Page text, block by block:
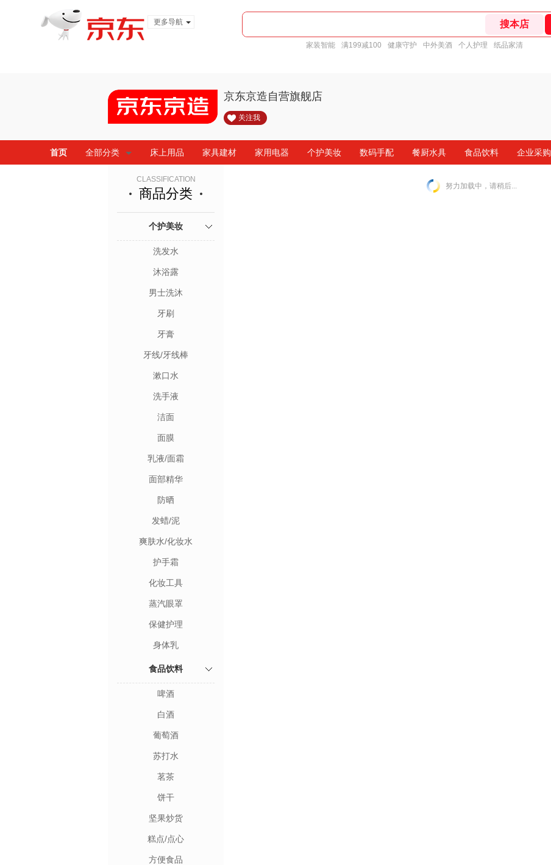
更多导航
家装智能 满199减100 健康守护 中外美酒 个人护理 纸品家清
京东京造自营旗舰店
关注我
首页 全部分类 床上用品 家具建材 家用电器 个护美妆 数码手配 餐厨水具 食品饮料 企业采购
CLASSIFICATION
商品分类
个护美妆
洗发水
沐浴露
男士洗沐
牙刷
牙膏
牙线/牙线棒
漱口水
洗手液
洁面
面膜
乳液/面霜
面部精华
防晒
发蜡/泥
爽肤水/化妆水
护手霜
化妆工具
蒸汽眼罩
保健护理
身体乳
食品饮料
啤酒
白酒
葡萄酒
苏打水
茗茶
饼干
坚果炒货
糕点/点心
方便食品
努力加载中，请稍后...